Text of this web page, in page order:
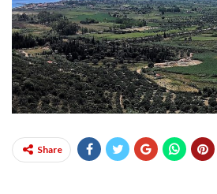
Share